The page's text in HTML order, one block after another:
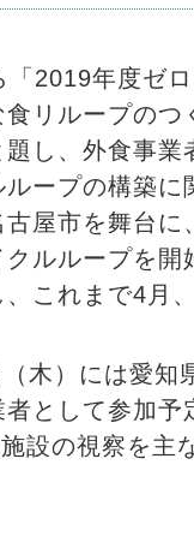
「2019年度ゼ
リループの
し、外食事業
ープの構築に
屋市を舞台
ルループを開
これまで4月
木）には愛知
として参加予
設の視察を主